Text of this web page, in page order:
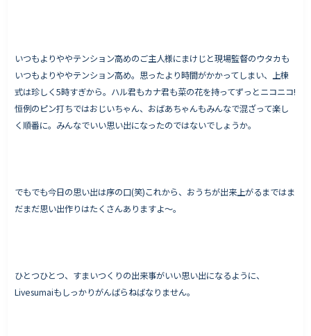
Staff ブログ&News
いつもよりややテンション高めのご主人様にまけじと現場監督のウタカも
いつもよりややテンション高め。思ったより時間がかかってしまい、上棟
式は珍しく5時すぎから。ハル君もカナ君も菜の花を持ってずっとニコニコ!
恒例のピン打ちではおじいちゃん、おばあちゃんもみんなで混ざって楽し
く順番に。みんなでいい思い出になったのではないでしょうか。
でもでも今日の思い出は序の口(笑)これから、おうちが出来上がるまではま
だまだ思い出作りはたくさんありますよ〜。
ひとつひとつ、すまいつくりの出来事がいい思い出になるように、
Livesumaiもしっかりがんばらねばなりません。